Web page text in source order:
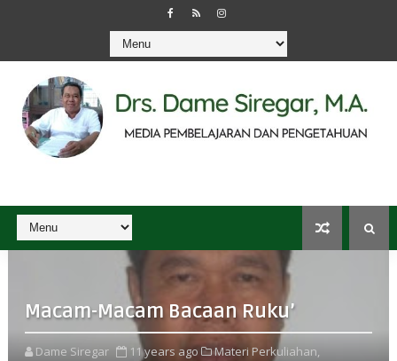
Macam-Macam Bacaan Ruku’
Dame Siregar 11 years ago
Materi Perkuliahan,